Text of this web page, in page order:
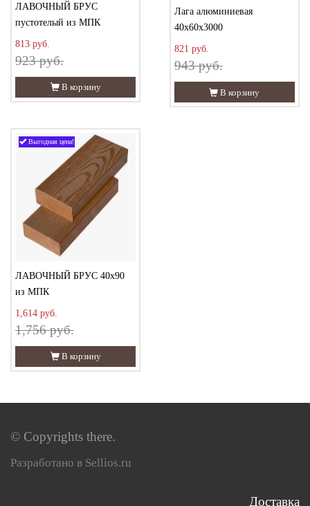
В корзину
ЛАВОЧНЫЙ БРУС
пустотелый из МПК
923 руб.
813 руб.
В корзину
Лага алюминиевая
40х60х3000
943 руб.
821 руб.
Выгодная цена!
В корзину
ЛАВОЧНЫЙ БРУС 40х90
из МПК
1,756 руб.
1,614 руб.
© Copyrights there.
Разработано в Sellios.ru
Доставка